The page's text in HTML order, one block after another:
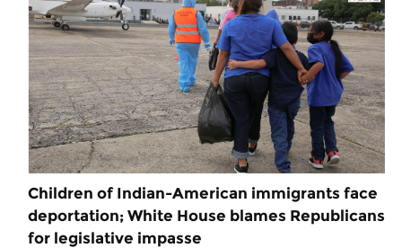
Children of Indian-American immigrants face
deportation; White House blames Republicans
for legislative impasse